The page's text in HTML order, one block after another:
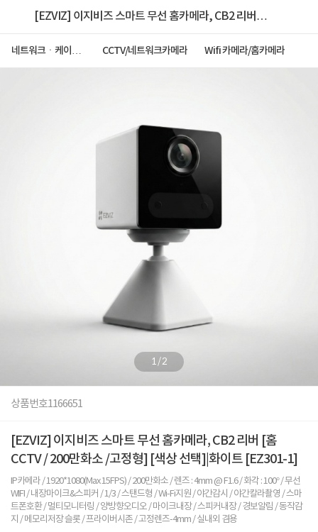
[EZVIZ] 이지비즈 스마트 무선 홈카메라, CB2 리버
네트워크ㆍ케이블
CCTV/네트워크카메라 Wifi 카메라/홈카메라
1/2
상품번호1166651
[EZVIZ] 이지비즈 스마트 무선 홈카메라, CB2 리버 [홈
CCTV / 200만화소 /고정형] [색상 선택]|화이트 [EZ301-1]
IP카메라 / 1920*1080(Max 15FPS) / 200만화소 / 렌즈 : 4mm @ F1.6 / 화각 : 100° / 무선
WIFI / 내장마이크&스피커 / 1/3 / 스탠드형 / Wi-Fi지원 / 야간감시 / 야간칼라촬영 / 스마
트폰호환 / 멀티모니터링 / 양방향오디오 / 마이크내장 / 스피커내장 / 경보알림 / 동작감
지 / 메모리저장 슬롯 / 프라이버시존 / 고정렌즈-4mm / 실내외 겸용